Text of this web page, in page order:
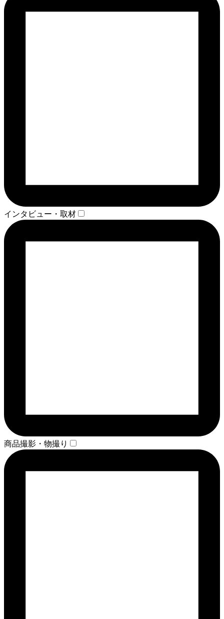
インタビュー・取材
商品撮影・物撮り